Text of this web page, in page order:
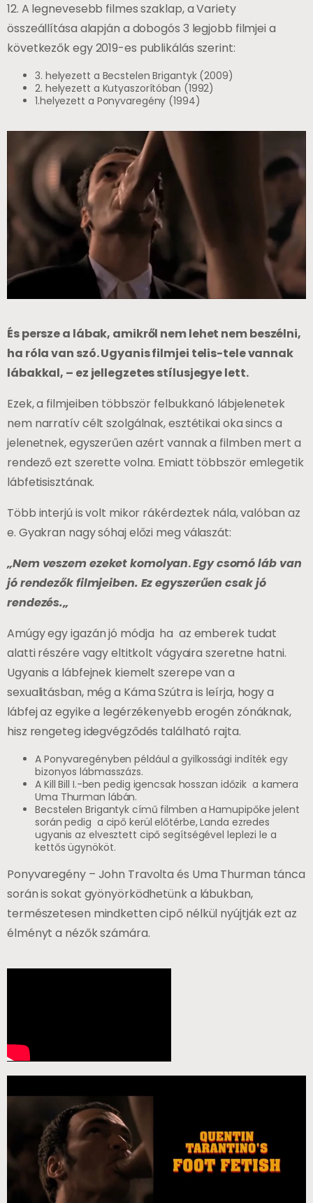
12. A legnevesebb filmes szaklap, a Variety
összeállítása alapján a dobogós 3 legjobb filmjei a
következők egy 2019-es publikálás szerint:
3. helyezett a Becstelen Brigantyk (2009)
2. helyezett a Kutyaszorítóban (1992)
1.helyezett a Ponyvaregény (1994)
És persze a lábak, amikről nem lehet nem beszélni,
ha róla van szó. Ugyanis filmjei telis-tele vannak
lábakkal, – ez jellegzetes stílusjegye lett.
Ezek, a filmjeiben többször felbukkanó lábjelenetek
nem narratív célt szolgálnak, esztétikai oka sincs a
jelenetnek, egyszerűen azért vannak a filmben mert a
rendező ezt szerette volna. Emiatt többször emlegetik
lábfetisisztának.
Több interjú is volt mikor rákérdeztek nála, valóban az
e. Gyakran nagy sóhaj előzi meg válaszát:
„Nem veszem ezeket komolyan.Egy csomó láb van
jó rendezők filmjeiben. Ez egyszerűen csak jó
rendezés.„
Amúgy egy igazán jó módja ha az emberek tudat
alatti részére vagy eltitkolt vágyaira szeretne hatni.
Ugyanis a lábfejnek kiemelt szerepe van a
sexualitásban, még a Káma Szútra is leírja, hogy a
lábfej az egyike a legérzékenyebb erogén zónáknak,
hisz rengeteg idegvégződés található rajta.
A Ponyvaregényben például a gyilkossági indíték egy
bizonyos lábmasszázs.
A Kill Bill I.-ben pedig igencsak hosszan időzik a kamera
Uma Thurman lábán.
Becstelen Brigantyk című filmben a Hamupipőke jelent
során pedig a cipő kerül előtérbe, Landa ezredes
ugyanis az elvesztett cipő segítségével leplezi le a
kettős ügynököt.
Ponyvaregény – John Travolta és Uma Thurman tánca
során is sokat gyönyörködhetünk a lábukban,
természetesen mindketten cipő nélkül nyújtják ezt az
élményt a nézők számára.